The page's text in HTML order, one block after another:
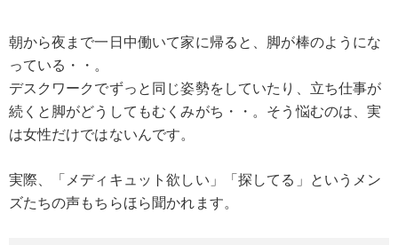
朝から夜まで一日中働いて家に帰ると、脚が棒のようにな
っている・・。
デスクワークでずっと同じ姿勢をしていたり、立ち仕事が
続くと脚がどうしてもむくみがち・・。そう悩むのは、実
は女性だけではないんです。
実際、「メディキュット欲しい」「探してる」というメン
ズたちの声もちらほら聞かれます。